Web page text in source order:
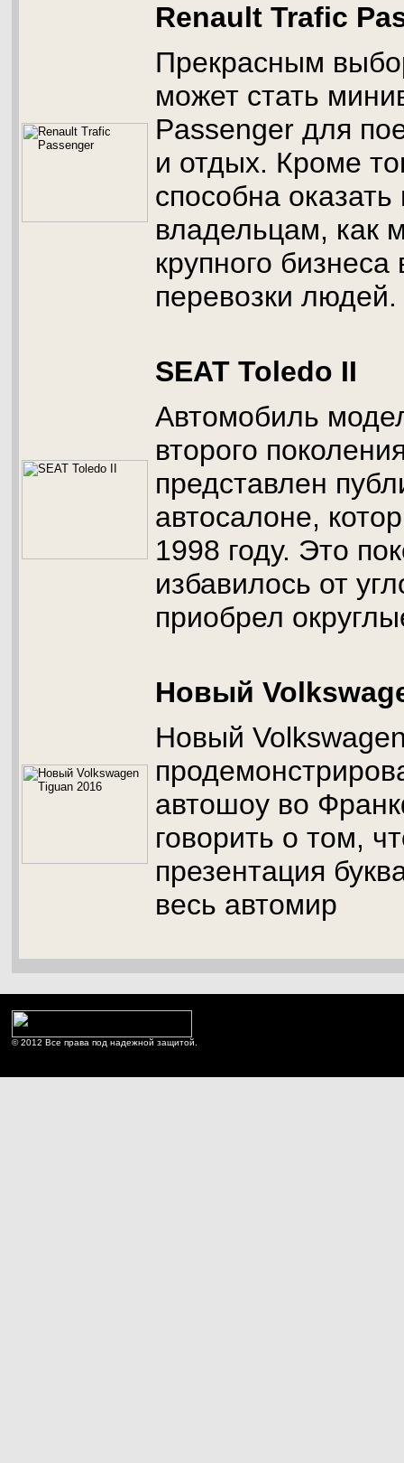
Renault Trafic
Прекрасным
может стать
Passenger для
и отдых. Кроме
способна
владельцам, как
крупного бизнеса
перевозки людей.
SEAT Toledo II
Автомобиль
второго
представлен
автосалоне,
1998 году. Это
избавилось от
приобрел
Новый
Новый
автошоу во
говорить о том,
презентация
весь автомир
© 2012 Все права под надежной защитой.